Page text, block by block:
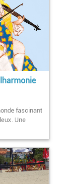
fascinant
Une